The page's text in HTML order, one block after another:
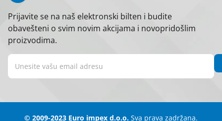
Prijavite se na naš elektronski bilten i budite
obavešteni o svim novim akcijama i novopridošlim
proizvodima.
© 2009-2023 Euro impex d.o.o. Sva prava zadržana.